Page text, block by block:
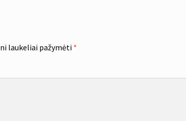
laukeliai pažymėti*